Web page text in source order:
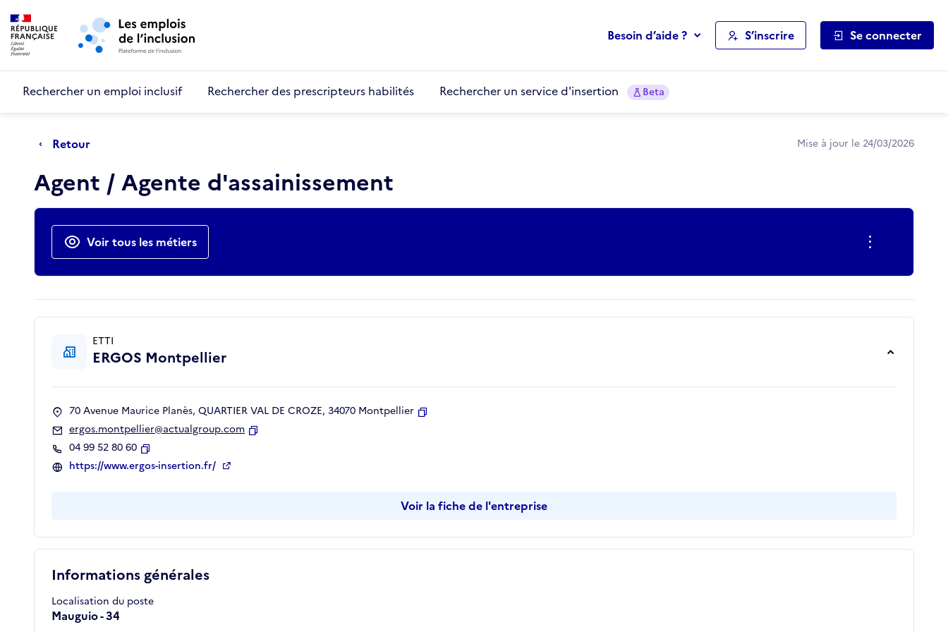
Aller au menu principal
Besoin d’aide ? S’inscrire Se connecter
Rechercher un emploi inclusif Rechercher des prescripteurs habilités Rechercher un service d'insertion Beta
Retour Mise à jour le 24/03/2026
Agent / Agente d'assainissement
Actions rapides
Voir tous les métiers
Informations générales
Localisation du poste
Mauguio - 34
ETTI
ERGOS Montpellier
70 Avenue Maurice Planès, QUARTIER VAL DE CROZE, 34070 Montpellier
ergos.montpellier@actualgroup.com
04 99 52 80 60
Copier
https://www.ergos-insertion.fr/
Voir la fiche de l'entreprise